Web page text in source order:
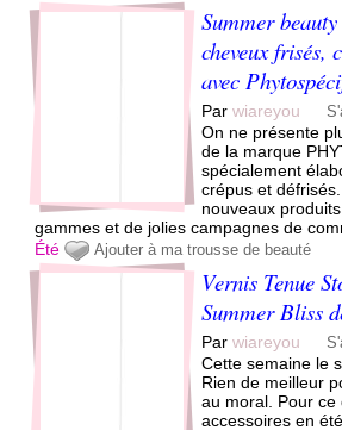
Summer
cheveux frisés,
avec
Parwiareyou
On ne présente
de la marque
spécialement
crépus et
nouveaux
gammes et de jolies campagnes de
Été
Ajouter à ma trousse de beauté
Vernis Tenue
Summer Bliss
Parwiareyou
Cette semaine le
Rien de meilleur
au moral. Pour
accessoires en